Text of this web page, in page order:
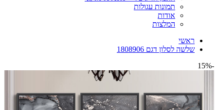
תמונות עגולות
אודות
המלצות
ראשי
שלשה לסלון דגם 1808906
-15%